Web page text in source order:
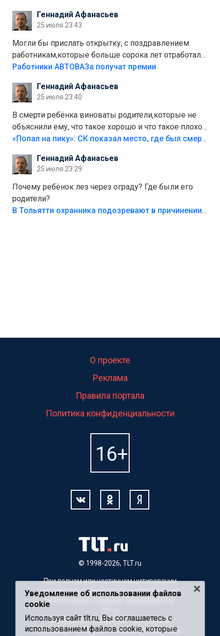
Штрафы мизерные.
Геннадий Афанасьев
25 июля 23:43
Могли бы прислать открытку, с поздравлением
работникам,которые больше сорока лет отработали
на предприятии.
Работники АВТОВАЗа получат премии
Геннадий Афанасьев
25 июля 23:40
В смерти ребёнка виноваты родители,которые не
объяснили ему, что такое хорошо и что такое плохо!
Лезть через такой забор,верх безумия,есть же
свою судьбу.
«Попал на пику»: СК показал место, где был смертельно травмирован ребенок в Тольятти
Геннадий Афанасьев
25 июля 23:29
Почему ребёнок лез через ограду? Где были его
родители?
В Тольятти охранника подозревают в причинении смерти ребенку
© 1998-2026, TLT.ru
О проекте
Реклама
Правила портала
Политика конфиденциальности
При полном или частичном цитировании
материалов, ссылка на TLT.ru обязательна.
Для Интернет-изданий гиперссылка на
Материалы с пометкой "Партнерский
материал" публикуются на правах рекламы.
Уведомление об использовании файлов
cookie
Используя сайт tlt.ru, Вы соглашаетесь с
использованием файлов cookie, которые